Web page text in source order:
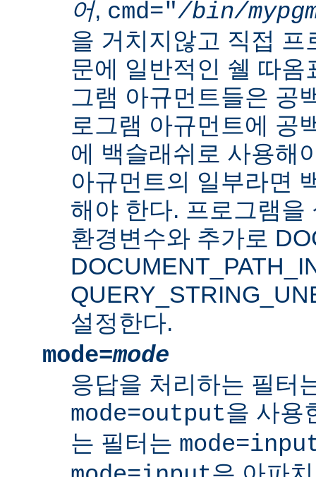
어, cmd="/bin/
을 거치지않고 직접
문에 일반적인 쉘 따옴
그램 아규먼트들은 공
로그램 아규먼트에 공
에 백슬래쉬로 사용해
아규먼트의 일부라면
해야 한다. 프로그램을
환경변수와 추가로
설정한다.
mode=mode
응답을 처리하는 필터
mode=output을 사용
는 필터는